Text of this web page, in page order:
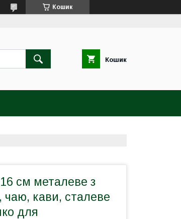
Кошик
Кошик
см металеве з
кави, сталеве
для